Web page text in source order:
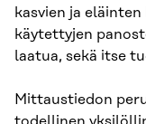
kasvien ja
käytettyjen
laatua, sekä itse
Mittaustiedon